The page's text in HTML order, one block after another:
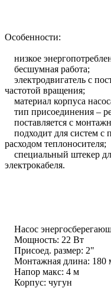
Особенности:
низкое
бесшумная работа;
электродвигатель с
частотой вращения;
материал корпуса
тип присоединения –
поставляется с
подходит для систем с
расходом теплоносителя;
специальный штекер
электрокабеля.
Насос
Мощность: 22 Вт
Присоед. размер: 2"
Монтажная длина: 180
Напор макс: 4 м
Корпус: чугун